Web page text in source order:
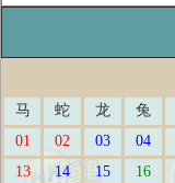
马
蛇 龙 兔
01
02 03 04
13
14 15 16